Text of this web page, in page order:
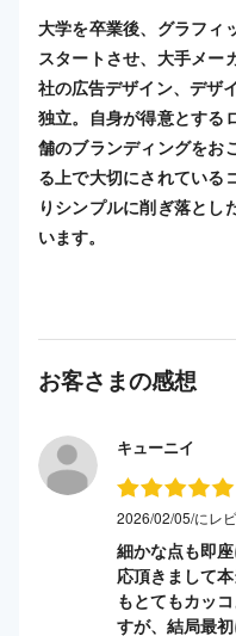
大学を卒業後、グラフィ
スタートさせ、大手メー
社の広告デザイン、デザ
独立。自身が得意とする
舗のブランディングをお
る上で大切にされている
りシンプルに削ぎ落とし
います。
お客さまの感想
キューニイ
2026/02/05/にレ
細かな点も即
応頂きまして
もとてもカッ
すが、結局最